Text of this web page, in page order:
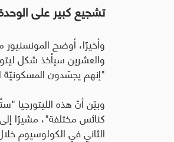
تشجيع كبير على
وأخيرًا، أوضح المونسنيور
"إنهم يجسّدون
وبيّن أنّ هذه الليتورجيا
كنائس مختلفة"، مشيرًا
الثاني في الكولوسيوم خلال